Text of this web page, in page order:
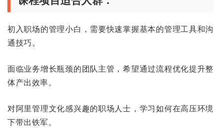
初入职场的管理小白，需要快速掌握基本的管理工具和沟
通技巧。
面临业务增长瓶颈的团队主管，希望通过流程优化提升整
体产出效率。
对阿里管理文化感兴趣的职场人士，学习如何在高压环境
下带出铁军。